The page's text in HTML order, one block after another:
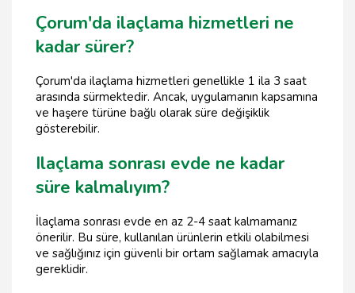
Çorum'da ilaçlama hizmetleri ne
kadar sürer?
Çorum'da ilaçlama hizmetleri genellikle 1 ila 3 saat
arasında sürmektedir. Ancak, uygulamanın kapsamına
ve haşere türüne bağlı olarak süre değişiklik
gösterebilir.
Ilaçlama sonrası evde ne kadar
süre kalmalıyım?
İlaçlama sonrası evde en az 2-4 saat kalmamanız
önerilir. Bu süre, kullanılan ürünlerin etkili olabilmesi
ve sağlığınız için güvenli bir ortam sağlamak amacıyla
gereklidir.